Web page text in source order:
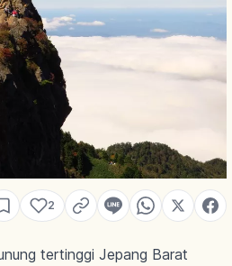
2
tertinggi Jepang Barat